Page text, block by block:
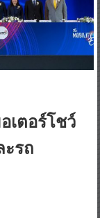
เตอร์โชว์
รถ